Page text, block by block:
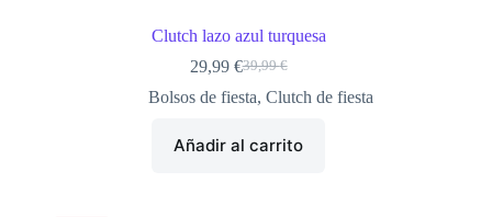
Clutch lazo azul turquesa
39,99€
El
precio
39,99 €.
29,99 €El
precio
29,99 €.
Bolsos de fiesta, Clutch de fiesta
Añadir al carrito